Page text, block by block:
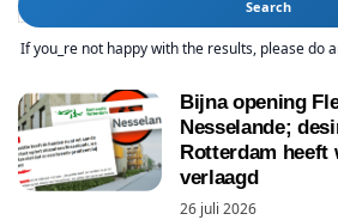
If you_re not happy with the results, please do
Bijna opening
Nesselande;
Rotterdam heeft
verlaagd
26 juli 2026